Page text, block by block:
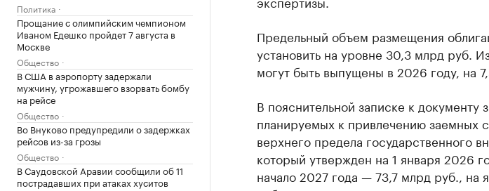
Политика
Прощание с олимпийским чемпионом
Иваном Едешко пройдет 7 августа в
Москве
Общество
В США в аэропорту задержали
мужчину, угрожавшего взорвать бомбу
на рейсе
Общество
Во Внуково предупредили о задержках
рейсов из-за грозы
Общество
В Саудовской Аравии сообщили об 11
пострадавших при атаках хуситов
Предельный объем размещения
установить на уровне 30,3 млрд руб.
могут быть выпущены в 2026 году, на
В пояснительной записке к документу
планируемых к привлечению заемных
верхнего предела государственного
который утвержден на 1 января 2026
начало 2027 года — 73,7 млрд руб., на